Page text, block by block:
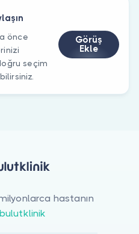
önce
seçim
Görüş
Ekle
hastanın